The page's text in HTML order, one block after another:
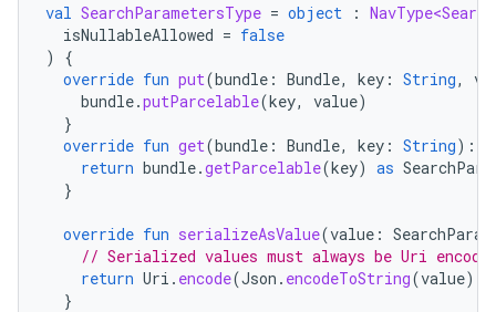
val SearchParametersType = object :
isNullableAllowed = false
)
{
override fun put(bundle : Bundle, key : String,
bundle.putParcelable(key, value)
}
override fun get(bundle : Bundle, key : String):
return bundle.getParcelable(key) as
}
override fun serializeAsValue(value :
// Serialized values must always be Uri
return Uri . encode(Json . encodeToString(value))
}